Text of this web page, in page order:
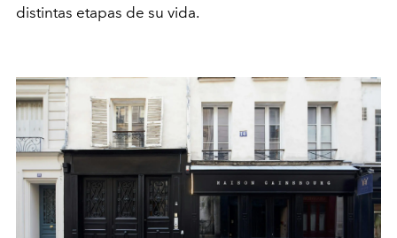
distintas etapas de su vida.